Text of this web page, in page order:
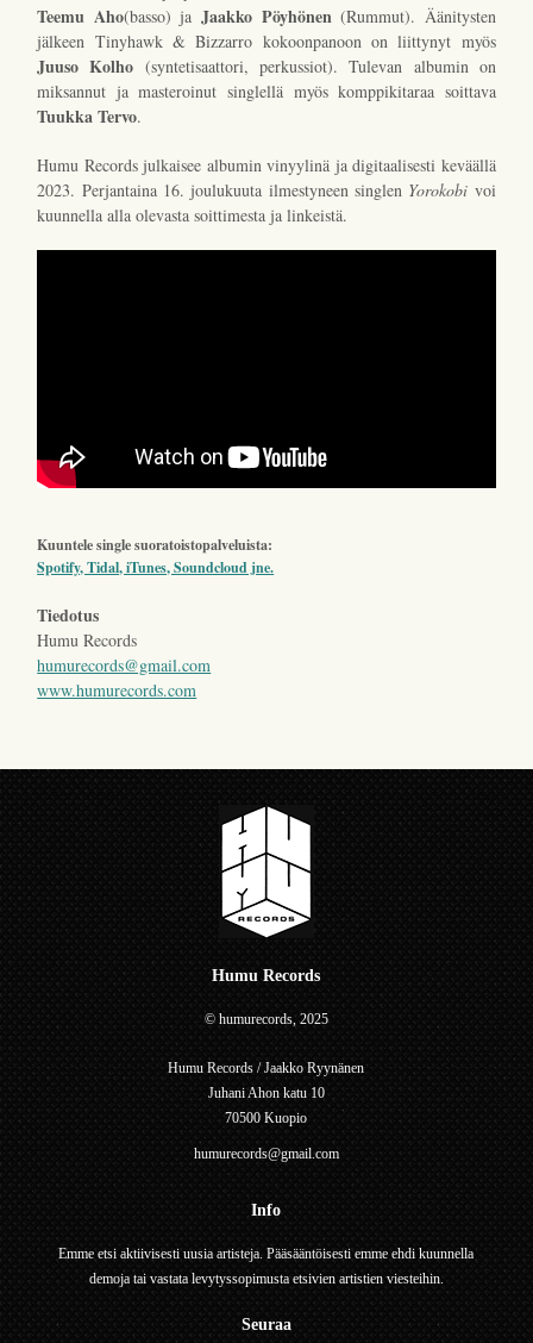
Teemu Aho(basso) jaJaakko Pöyhönen (Rummut). Äänitysten
jälkeen Tinyhawk & Bizzarro kokoonpanoon on liittynyt myös
Juuso Kolho (syntetisaattori, perkussiot). Tulevan albumin on
miksannut ja masteroinut singlellä myös komppikitaraa soittava
Tuukka Tervo.
Humu Records julkaisee albumin vinyylinä ja digitaalisesti keväällä
2023. Perjantaina 16. joulukuuta ilmestyneen singlen Yorokobi voi
kuunnella alla olevasta soittimesta ja linkeistä.
Kuuntele single suoratoistopalveluista:
Spotify, Tidal, iTunes, Soundcloud jne.
Tiedotus
Humu Records
humurecords@gmail.com
www.humurecords.com
Humu Records
© humurecords, 2025
Humu Records / Jaakko Ryynänen
Juhani Ahon katu 10
70500 Kuopio
humurecords@gmail.com
Info
Emme etsi aktiivisesti uusia artisteja. Pääsääntöisesti emme ehdi kuunnella
demoja tai vastata levytyssopimusta etsivien artistien viesteihin.
Seuraa